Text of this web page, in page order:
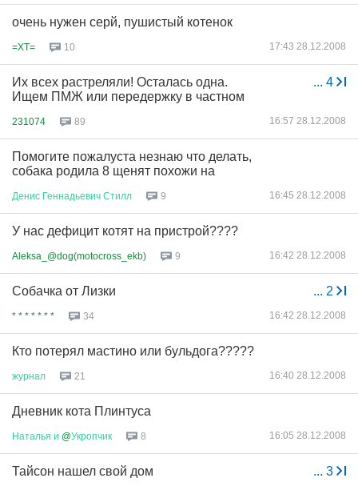
очень нужен серй, пушистый котенок
=XT= 10 17:43 28.12.2008
... 4
Их всех растреляли! Осталась одна.
Ищем ПМЖ или передержку в частном
231074 89 16:57 28.12.2008
Помогите пожалуста незнаю что делать,
собака родила 8 щенят похожи на
Денис Геннадьевич Стилл 9 16:45 28.12.2008
У нас дефицит котят на пристрой????
Aleksa_@dog(motocross_ekb) 9 16:42 28.12.2008
... 2
Собачка от Лизки
* * * * * * * 34 16:42 28.12.2008
Кто потерял мастино или бульдога?????
журнал 21 16:40 28.12.2008
Дневник кота Плинтуса
Наталья и @Укропчик 8 16:05 28.12.2008
... 3
Тайсон нашел свой дом